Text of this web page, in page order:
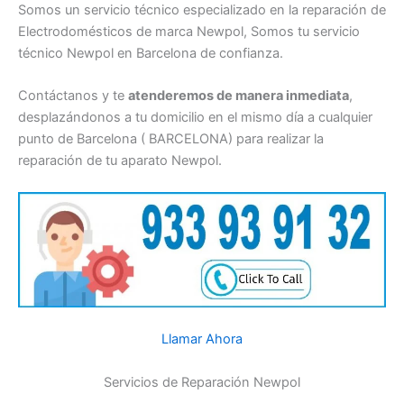
Somos un servicio técnico especializado en la reparación de
Electrodomésticos de marca Newpol, Somos tu servicio
técnico Newpol en Barcelona de confianza.
Contáctanos y te atenderemos de manera inmediata,
desplazándonos a tu domicilio en el mismo día a cualquier
punto de Barcelona ( BARCELONA) para realizar la
reparación de tu aparato Newpol.
Llamar Ahora
Servicios de Reparación Newpol